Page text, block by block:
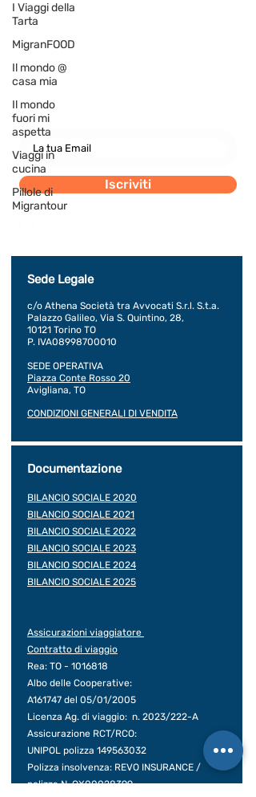
I Viaggi della
Tarta
MigranFOOD
Il mondo @
casa mia
Il mondo
fuori mi
aspetta
Viaggi in
cucina
Pillole di
Migrantour
abbonati e rimani sempre
Iscriviti
Sede Legale
c/o Athena Società tra Avvocati S.r.l. S.t.a.
Palazzo Galileo, Via S. Quintino, 28,
10121 Torino TO
P. IVA08998700010
SEDE OPERATIVA
Piazza Conte Rosso 20
Avigliana, TO
CONDIZIONI GENERALI DI VENDITA
Documentazione
BILANCIO SOCIALE 2020
BILANCIO SOCIALE 2021
BILANCIO SOCIALE 2022
BILANCIO SOCIALE 2023
BILANCIO SOCIALE 2024
BILANCIO SOCIALE 2025
Assicurazioni viaggiatore
Contratto di viaggio
Rea: TO - 1016818
Albo delle Cooperative:
A161747 del 05/01/2005
Licenza Ag. di viaggio: n. 2023/222-A
Assicurazione RCT/RCO:
UNIPOL polizza 149563032
Polizza insolvenza: REVO INSURANCE /
polizza N.OX00028399